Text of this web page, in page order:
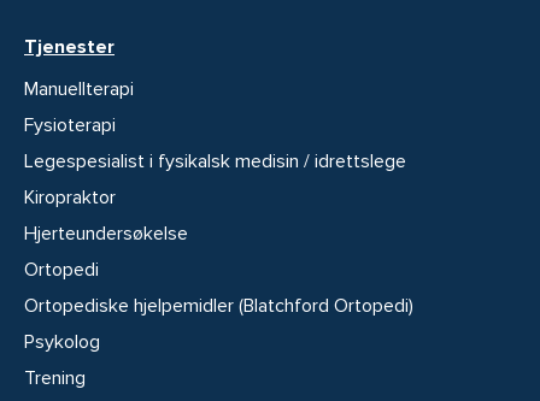
Tjenester
Manuellterapi
Fysioterapi
Legespesialist i fysikalsk medisin / idrettslege
Kiropraktor
Hjerteundersøkelse
Ortopedi
Ortopediske hjelpemidler (Blatchford Ortopedi)
Psykolog
Trening